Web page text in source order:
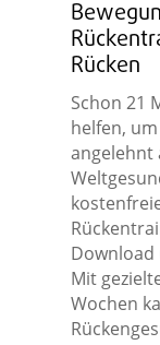
Rücken
Schon 21
helfen,
angelehnt
Download
Mit
Wochen